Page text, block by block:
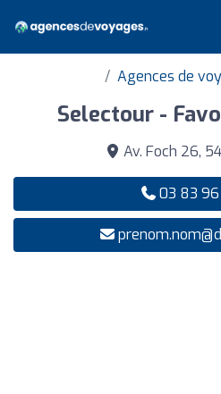
Agences de
Selectour -
Av. Foch 26,
03 83